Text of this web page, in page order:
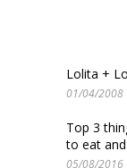
Lolita +
01/04/2008
Top 3
to eat
05/08/2016